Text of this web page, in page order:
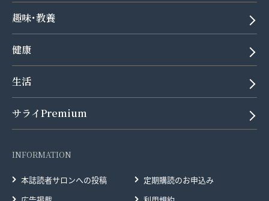
趣味･教養
健康
生活
サライPremium
INFORMATION
本誌読者サロンへの投稿
定期購読のお申込み